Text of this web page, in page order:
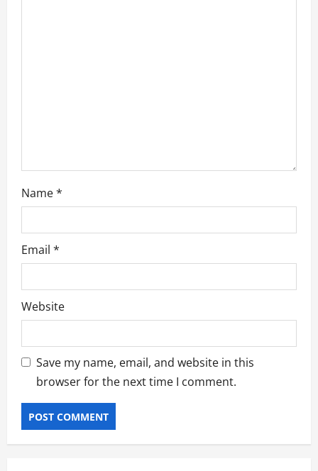
Name*
Email *
Website
Save my name, email, and website in this
browser for the next time I comment.